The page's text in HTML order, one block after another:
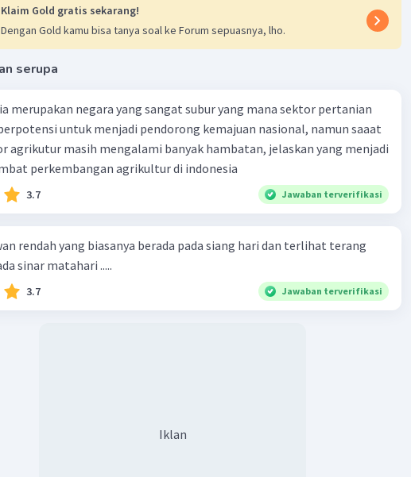
Klaim Gold gratis sekarang!
Dengan Gold kamu bisa tanya soal ke Forum sepuasnya, lho.
serupa
merupakan negara yang sangat subur yang mana sektor pertanian
untuk menjadi pendorong kemajuan nasional, namun saaat
agrikutur masih mengalami banyak hambatan, jelaskan yang menjadi
perkembangan agrikultur di indonesia
3.7 Jawaban terverifikasi
rendah yang biasanya berada pada siang hari dan terlihat terang
sinar matahari .....
3.7 Jawaban terverifikasi
Iklan